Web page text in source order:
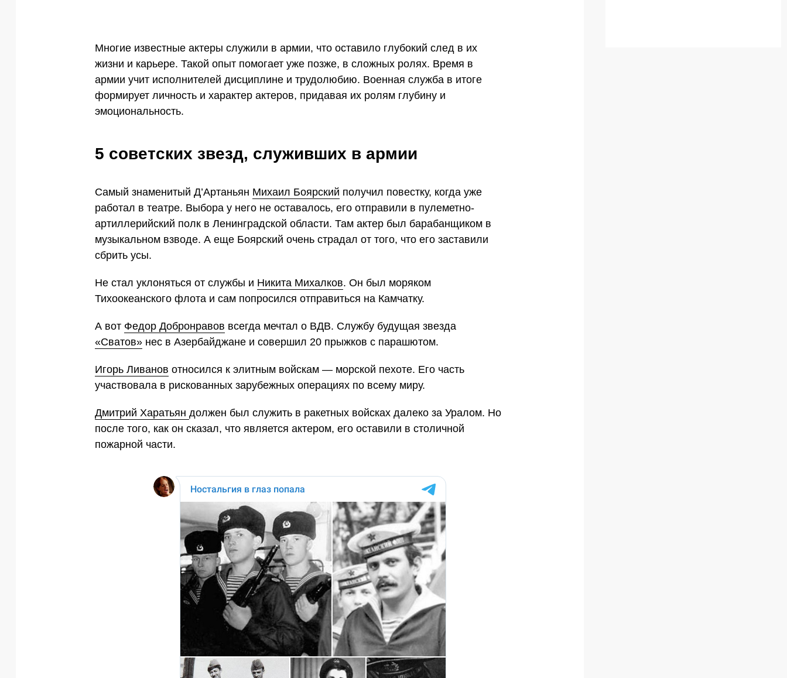
Многие известные актеры служили в армии, что оставило глубокий след в их
жизни и карьере. Такой опыт помогает уже позже, в сложных ролях. Время в
армии учит исполнителей дисциплине и трудолюбию. Военная служба в итоге
формирует личность и характер актеров, придавая их ролям глубину и
эмоциональность.
5 советских звезд, служивших в армии
Самый знаменитый Д’Артаньян Михаил Боярский получил повестку, когда уже
работал в театре. Выбора у него не оставалось, его отправили в пулеметно-
артиллерийский полк в Ленинградской области. Там актер был барабанщиком в
музыкальном взводе. А еще Боярский очень страдал от того, что его заставили
сбрить усы.
Не стал уклоняться от службы и Никита Михалков. Он был моряком
Тихоокеанского флота и сам попросился отправиться на Камчатку.
А вот Федор Добронравов всегда мечтал о ВДВ. Службу будущая звезда
«Сватов» нес в Азербайджане и совершил 20 прыжков с парашютом.
Игорь Ливанов относился к элитным войскам — морской пехоте. Его часть
участвовала в рискованных зарубежных операциях по всему миру.
Дмитрий Харатьян должен был служить в ракетных войсках далеко за Уралом. Но
после того, как он сказал, что является актером, его оставили в столичной
пожарной части.